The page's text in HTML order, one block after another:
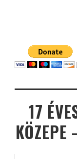
17
KÖZEPE